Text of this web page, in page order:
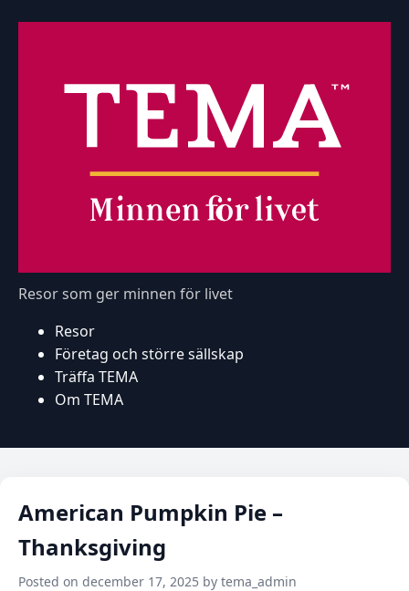
Resor som ger minnen för livet
Resor
Företag och större sällskap
Träffa TEMA
Om TEMA
American Pumpkin Pie –
Thanksgiving
Posted on december 17, 2025 by tema_admin